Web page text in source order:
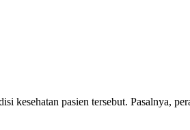
kesehatan pasien tersebut. Pasalnya,